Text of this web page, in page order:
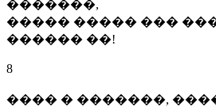
�������,
����� ����� ���
������ ��!
8
���� � �������,